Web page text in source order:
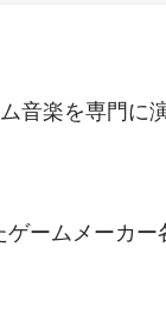
音楽を専門に
ームメーカー